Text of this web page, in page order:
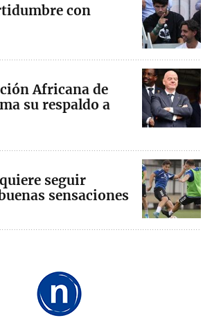
con
Africana de
su respaldo a
seguir
sensaciones